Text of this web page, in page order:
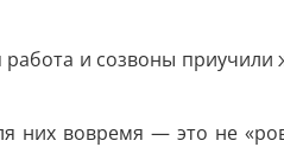
и созвоны
них вовремя — это не